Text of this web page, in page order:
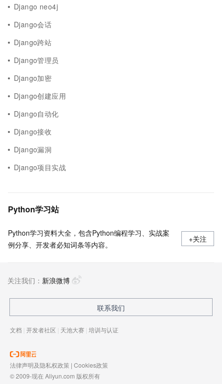
Django neo4j
Django会话
Django跨站
Django管理员
Django加密
Django创建应用
Django自动化
Django接收
Django漏洞
Django项目实战
Python学习站
Python学习资料大全，包含Python编程学习、实战案
例分享、开发者必知词条等内容。
+关注
关注我们： 新浪微博
联系我们
文档 | 开发者社区 | 天池大赛 | 培训与认证
法律声明及隐私权政策 | Cookies政策
© 2009-现在 Aliyun.com 版权所有